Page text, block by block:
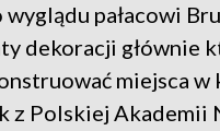
pałacowi
dekoracji głównie
miejsca
z Polskiej